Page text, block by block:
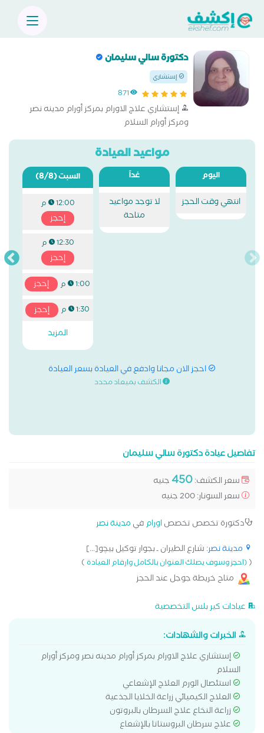
دكتورة سالي سليمان
إستشاري
871
إستشاري علاج الاورام بمركز أورام مدينه نصر
ومركز أورام السلام
مواعيد العيادة
اليوم
انتهي وقت الحجز
غداً
لا توجد مواعيد
متاحة
السبت(8/8)
12:00 م
إحجز
12:30 م
إحجز
1:00 م إحجز
1:30 م
إحجز
المزيد
احجز الان مجانا وادفع في العيادة بسعر العيادة
الكشف بميعاد محدد
تفاصيل عيادة دكتورة سالي سليمان
سعر الكشف:450 جنيه
سعر السونار: 200 جنيه
دكتورة تخصص تخصصاورامفي مدينة نصر
مدينة نصر: شارع الطيران ـ بجوار توكيل بيچو[...]
((احجز وسوف يصلك العنوان بالكامل وارقام العيادة)
متاح خريطة جوجل عند الحجز
عيادات كير بلس التخصصية
الخبرات والشهادات:
إستشاري علاج الاورام بمركز أورام مدينه نصر ومركز أورام
السلام
استئصال الورم العلاج الإشعاعي
العلاج الكيميائي زراعة الخلايا الجذعية
زراعة النخاع علاج السرطان بالبروتون
علاج سرطان البروستاتا بالإشعاع